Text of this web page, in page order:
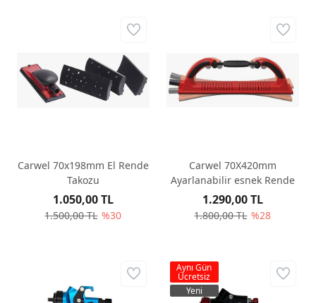
Carwel 70x198mm El Rende
Takozu
1.500,00 TL %30
1.050,00 TL
Carwel 70X420mm
Ayarlanabilir esnek Rende
1.800,00 TL %28
1.290,00 TL
Aynı Gün
Ücretsiz
Yeni